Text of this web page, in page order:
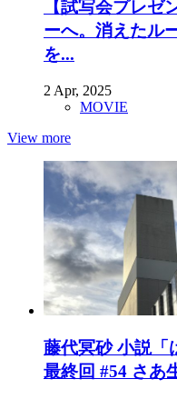
【試写会プレゼ
ーへ。消えたル
を...
2 Apr, 2025
MOVIE
View more
藤代冥砂 小説
最終回 #54 さあ